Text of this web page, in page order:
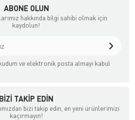
ABONE OLUN
hakkında bilgi sahibi olmak için
kaydolun!
ve elektronik posta almayı kabul
BIZI TAKIP EDIN
bizi takip edin, en yeni ürünlerimizi
kaçırmayın!